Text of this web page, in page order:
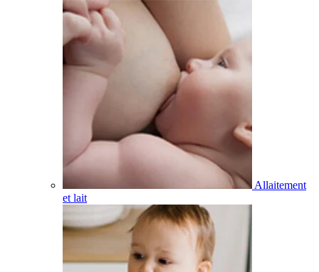
Allaitement
et lait